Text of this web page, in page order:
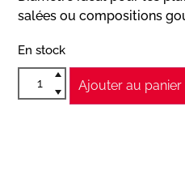
salées ou compositions
En stock
Ajouter au panier